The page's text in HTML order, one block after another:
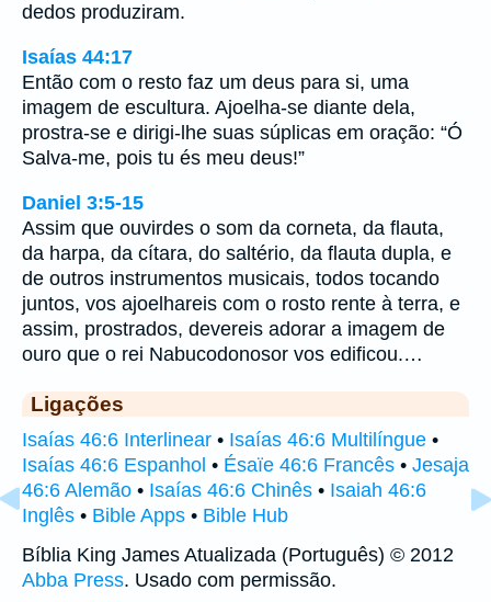
dedos produziram.
Isaías 44:17
Então com o resto faz um deus para si, uma
imagem de escultura. Ajoelha-se diante dela,
prostra-se e dirigi-lhe suas súplicas em oração: “Ó
Salva-me, pois tu és meu deus!”
Daniel 3:5-15
Assim que ouvirdes o som da corneta, da flauta,
da harpa, da cítara, do saltério, da flauta dupla, e
de outros instrumentos musicais, todos tocando
juntos, vos ajoelhareis com o rosto rente à terra, e
assim, prostrados, devereis adorar a imagem de
ouro que o rei Nabucodonosor vos edificou.…
Ligações
Isaías 46:6 Interlinear • Isaías 46:6 Multilíngue •
Isaías 46:6 Espanhol • Ésaïe 46:6 Francês • Jesaja
46:6 Alemão • Isaías 46:6 Chinês • Isaiah 46:6
Inglês • Bible Apps • Bible Hub
Bíblia King James Atualizada (Português) © 2012
Abba Press. Usado com permissão.